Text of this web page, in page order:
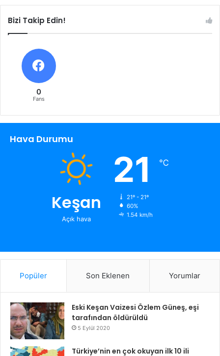
Bizi Takip Edin!
0
Fans
Hava Durumu
Keşan
Açık hava
21 ℃
21º - 21º
60%
1.54 km/h
Popüler Son Eklenen Yorumlar
Eski Keşan Vaizesi Özlem Güneş, eşi
tarafından öldürüldü
5 Eylül 2020
Türkiye’nin en çok okuyan ilk 10 ili